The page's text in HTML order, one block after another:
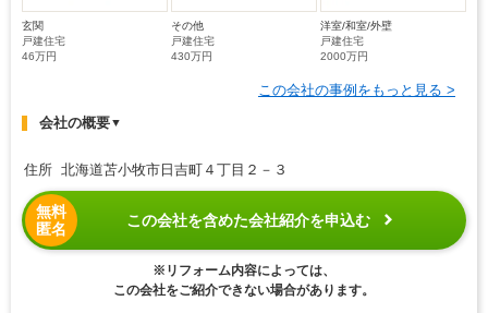
玄関
戸建住宅
46万円
その他
戸建住宅
430万円
洋室/和室/外壁
戸建住宅
2000万円
この会社の事例をもっと見る >
会社の概要▼
住所 北海道苫小牧市日吉町４丁目２－３
無料
匿名
この会社を含めた会社紹介を申込む
※リフォーム内容によっては、
この会社をご紹介できない場合があります。